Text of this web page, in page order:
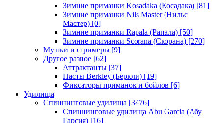
Зимние приманки Kosadaka (Косадака) [81]
Зимние приманки Nils Master (Нильс
Мастер) [0]
Зимние приманки Rapala (Рапала) [50]
Зимние приманки Scorana (Скорана) [270]
Мушки и стримеры [9]
Другое разное [62]
Аттрактанты [37]
Пасты Berkley (Беркли) [19]
Фиксаторы приманок и бойлов [6]
Удилища
Спиннинговые удилища [3476]
Спиннинговые удилища Abu Garcia (Абу
Гарсия) [16]